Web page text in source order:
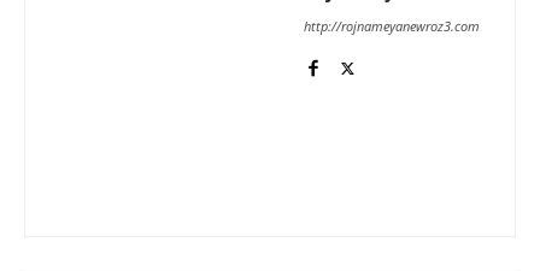
http://rojnameyanewroz3.com